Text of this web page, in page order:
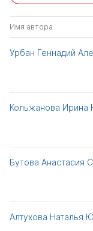
Имя автора
Урбан Геннадий
Кольжанова Ирина
Бутова Анастасия
Алтухова Наталья